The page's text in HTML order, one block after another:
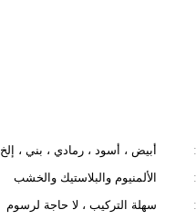
أبيض ، أسود ، رمادي ، بني ، إلخ
الألمنيوم والبلاستيك والخشب
سهلة التركيب ، لا حاجة لرسوم